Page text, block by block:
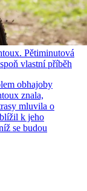
Pětiminutová
vlastní příběh
obhajoby
znala,
mluvila o
k jeho
se budou